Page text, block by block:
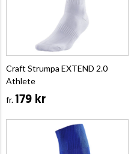
Craft Strumpa EXTEND 2.0
Athlete
fr.179 kr